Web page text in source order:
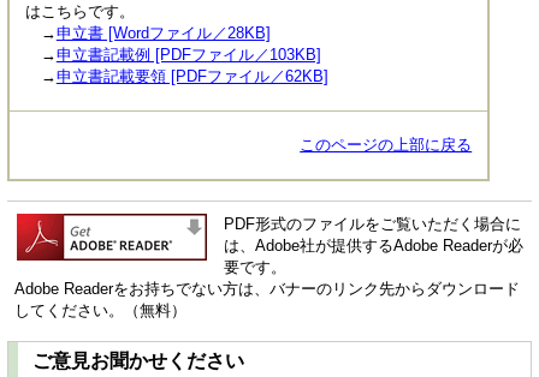
はこちらです。
→申立書 [Wordファイル／28KB]
→申立書記載例 [PDFファイル／103KB]
→申立書記載要領 [PDFファイル／62KB]
このページの上部に戻る
PDF形式のファイルをご覧いただく場合に
は、Adobe社が提供するAdobe Readerが必
要です。
Adobe Readerをお持ちでない方は、バナーのリンク先からダウンロード
してください。（無料）
ご意見お聞かせください